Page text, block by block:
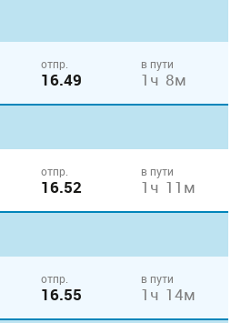
отпр.
16.49
в пути
1ч 8м
отпр.
16.52
в пути
1ч 11м
отпр.
16.55
в пути
1ч 14м